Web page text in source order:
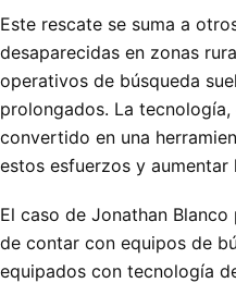
Este rescate se suma a
desaparecidas en zonas
operativos de búsqueda
prolongados. La
convertido en una
estos esfuerzos y
El caso de Jonathan
de contar con equipos de
equipados con tecnología